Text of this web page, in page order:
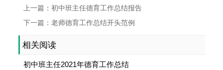
上一篇：初中班主任德育工作总结报告
下一篇：老师德育工作总结开头范例
相关阅读
初中班主任2021年德育工作总结